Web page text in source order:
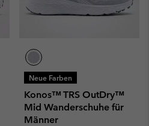
Neue Farben
Konos™ TRS OutDry™
Mid Wanderschuhe für
Männer